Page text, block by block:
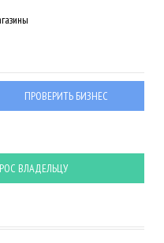
ПРОВЕРИТЬ БИЗНЕС
ВЛАДЕЛЬЦУ